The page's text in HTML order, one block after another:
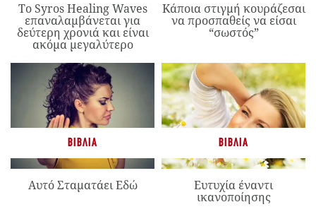
Το Syros Healing Waves
επαναλαμβάνεται για
δεύτερη χρονιά και είναι
ακόμα μεγαλύτερο
Κάποια στιγμή κουράζεσαι
να προσπαθείς να είσαι
“σωστός”
ΒΙΒΛΊΑ
Αυτό Σταματάει Εδώ
ΒΙΒΛΊΑ
Ευτυχία έναντι
ικανοποίησης